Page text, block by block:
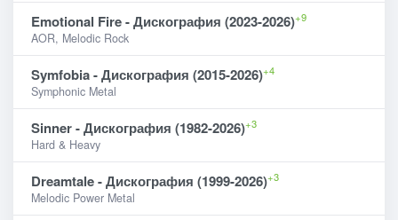
Emotional Fire - Дискография (2023-2026)+9
AOR, Melodic Rock
Symfobia - Дискография (2015-2026)+4
Symphonic Metal
Sinner - Дискография (1982-2026)+3
Hard & Heavy
Dreamtale - Дискография (1999-2026)+3
Melodic Power Metal